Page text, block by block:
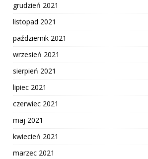
grudzień 2021
listopad 2021
październik 2021
wrzesień 2021
sierpień 2021
lipiec 2021
czerwiec 2021
maj 2021
kwiecień 2021
marzec 2021